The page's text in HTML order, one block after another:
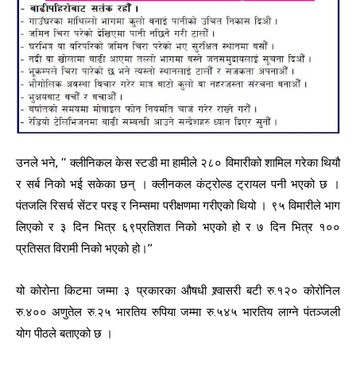
उनले भने, ‘‘ क्लीनिकल केस स्टडी मा हामीले २८० विमारीको शामिल गरेका थियौ
र सर्ब निको भई सकेका छन् । क्लीनकल कंट्रोल्ड ट्रायल पनी भएको छ ।
पंतजलि रिसर्च सेंटर परइ र निम्समा परीक्षणमा गरीएको थियो । ९५ विमारीले भाग
लिएको र ३ दिन भित्र ६९प्रतिशत निको भएको हो र ७ दिन भित्र १००
प्रतिसत विरामी निको भएको हो।’’
यो कोरोना किटमा जम्मा ३ प्रकारका औषधी श्र्वासरी बटी रु.१२० कोरोनिल
रु.४०० अणुतेल रु.२५ भारतिय रुपिया जम्मा रु.५४५ भारतिय लाग्ने पंतञ्जली
योग पीठले बताएको छ ।